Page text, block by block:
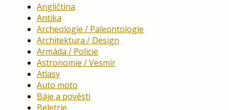
Angličtina
Antika
Archeologie / Paleontologie
Architektura / Design
Armáda / Policie
Astronomie / Vesmír
Atlasy
Auto moto
Báje a pověsti
Beletrie